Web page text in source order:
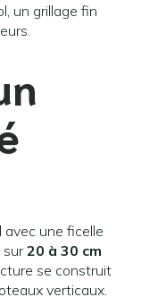
un grillage fin
avec une ficelle
sur20 à 30 cm
se construit
verticaux.